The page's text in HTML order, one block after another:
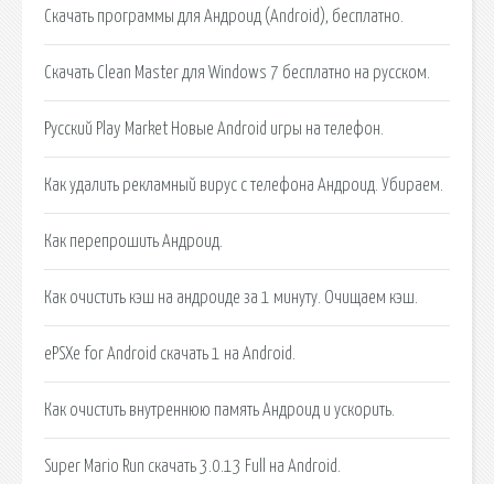
Скачать программы для Андроид (Android), бесплатно.
Скачать Clean Master для Windows 7 бесплатно на русском.
Русский Play Market Новые Android игры на телефон.
Как удалить рекламный вирус с телефона Андроид. Убираем.
Как перепрошить Андроид.
Как очистить кэш на андроиде за 1 минуту. Очищаем кэш.
ePSXe for Android скачать 1 на Android.
Как очистить внутреннюю память Андроид и ускорить.
Super Mario Run скачать 3.0.13 Full на Android.